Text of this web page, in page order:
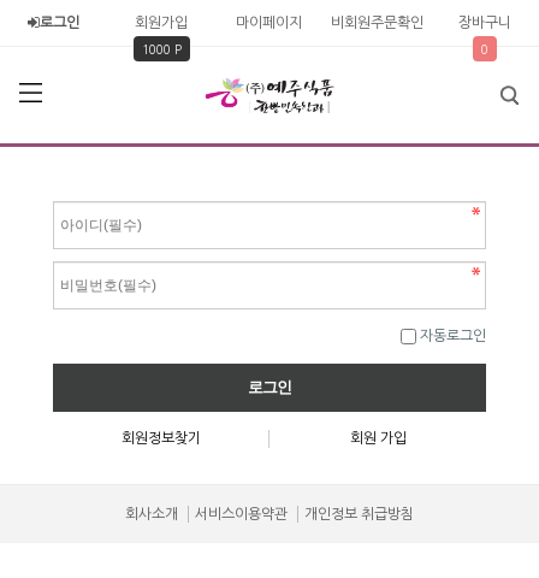
로그인 회원가입
1000 P
마이페이지 비회원주문확인 장바구니
0
자동로그인
회원정보찾기 회원 가입
회사소개 서비스이용약관 개인정보 취급방침